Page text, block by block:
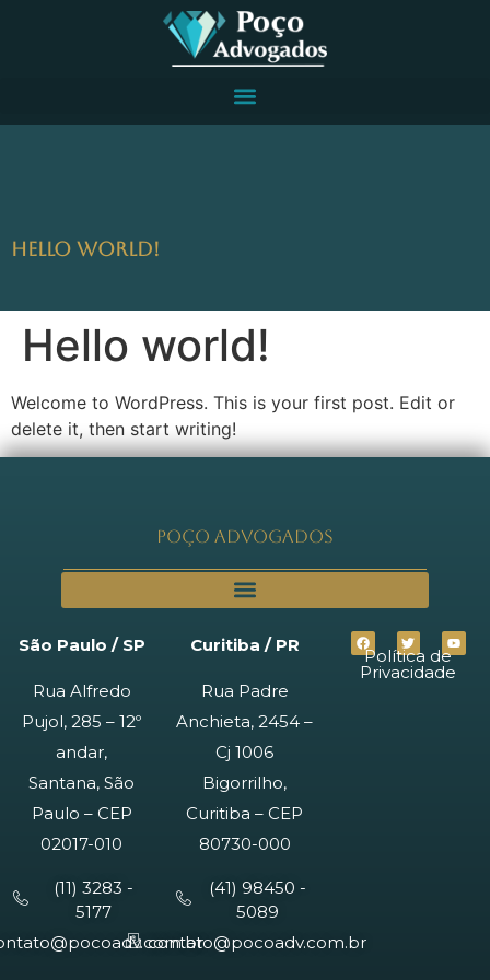
Hello world!
Hello world!
Welcome to WordPress. This is your first post. Edit or
delete it, then start writing!
Poço Advogados
São Paulo / SP
Rua Alfredo
Pujol, 285 – 12º
andar,
Santana, São
Paulo – CEP
02017-010
(11) 3283 -
5177
Curitiba / PR
Rua Padre
Anchieta, 2454 –
Cj 1006
Bigorrilho,
Curitiba – CEP
80730-000
(41) 98450 -
5089
contato@pocoadv.com.br
Política de
Privacidade